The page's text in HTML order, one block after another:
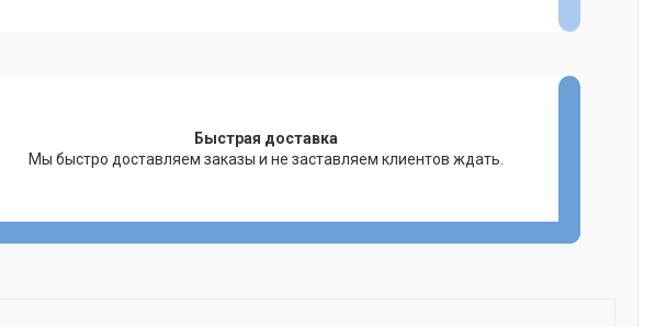
Быстрая доставка
Мы быстро доставляем заказы и не заставляем клиентов ждать.